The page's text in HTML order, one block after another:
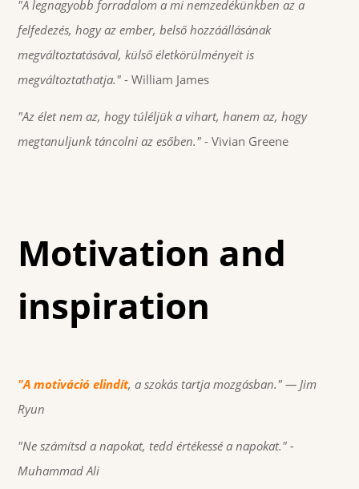
"A legnagyobb forradalom a mi nemzedékünkben az a
felfedezés, hogy az ember, belső hozzáállásának
megváltoztatásával, külső életkörülményeit is
megváltoztathatja." - William James
"Az élet nem az, hogy túléljük a vihart, hanem az, hogy
megtanuljunk táncolni az esőben." - Vivian Greene
Motivation and
inspiration
"A motiváció elindít, a szokás tartja mozgásban." — Jim
Ryun
"Ne számítsd a napokat, tedd értékessé a napokat." -
Muhammad Ali